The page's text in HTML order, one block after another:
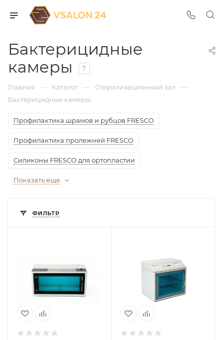
Бактерицидные
камеры
7
Главная — Каталог — Стерилизационный зал —
Бактерицидные камеры
Профилактика шрамов и рубцов FRESCO
Профилактика пролежней FRESCO
Силиконы FRESCO для ортопластии
Показать еще
ФИЛЬТР